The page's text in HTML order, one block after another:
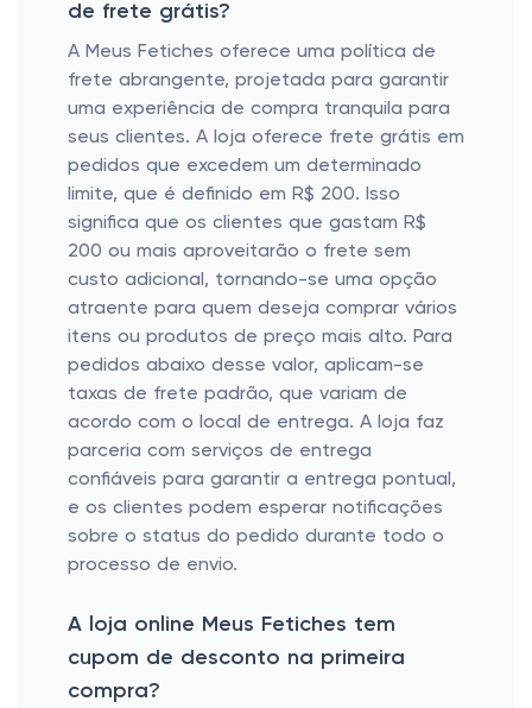
de frete grátis?
A Meus Fetiches oferece uma política de
frete abrangente, projetada para garantir
uma experiência de compra tranquila para
seus clientes. A loja oferece frete grátis em
pedidos que excedem um determinado
limite, que é definido em R$ 200. Isso
significa que os clientes que gastam R$
200 ou mais aproveitarão o frete sem
custo adicional, tornando-se uma opção
atraente para quem deseja comprar vários
itens ou produtos de preço mais alto. Para
pedidos abaixo desse valor, aplicam-se
taxas de frete padrão, que variam de
acordo com o local de entrega. A loja faz
parceria com serviços de entrega
confiáveis ​​para garantir a entrega pontual,
e os clientes podem esperar notificações
sobre o status do pedido durante todo o
processo de envio.
A loja online Meus Fetiches tem
cupom de desconto na primeira
compra?